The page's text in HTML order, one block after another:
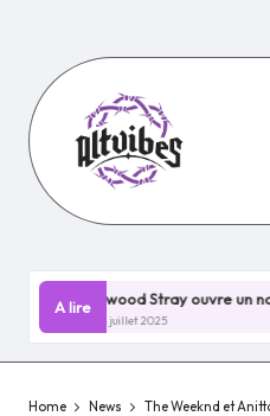
content
A lire
Elwood Stray ouvre un nouveau
Home News
The Weeknd et